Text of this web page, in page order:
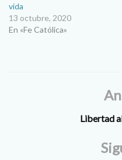
vida
13 octubre, 2020
En «Fe Católica»
Libertad